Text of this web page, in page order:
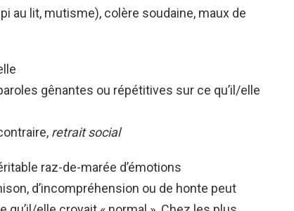
au lit, mutisme), colère soudaine, maux de
gênantes ou répétitives sur ce qu’il/elle
retrait social
raz-de-marée d’émotions
d’incompréhension ou de honte peut